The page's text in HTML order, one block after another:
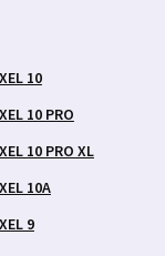
10
10 PRO
10 PRO XL
10A
9